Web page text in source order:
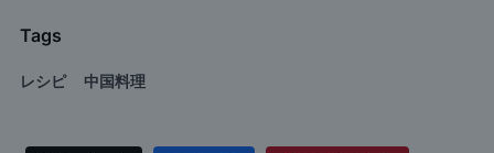
Tags
レシピ 中国料理